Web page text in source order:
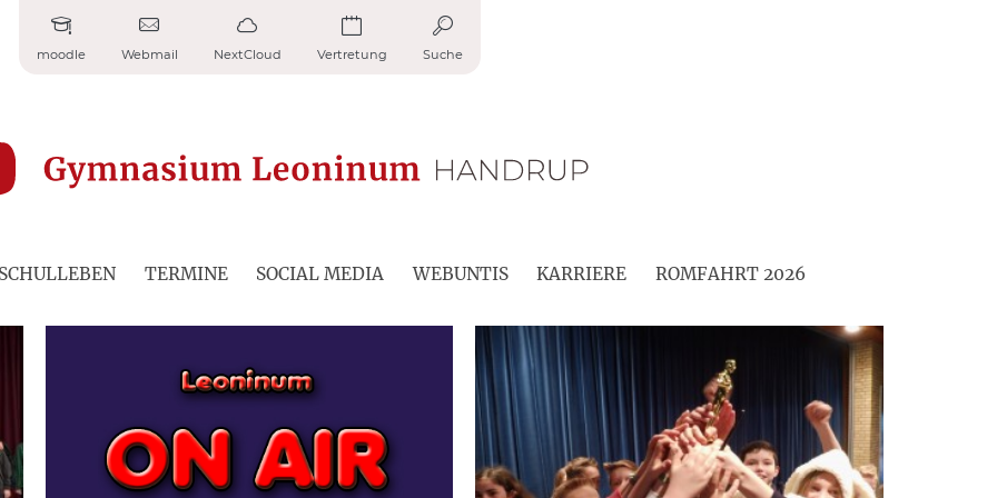
moodle Webmail NextCloud Vertretung Suche
SCHULLEBEN TERMINE SOCIAL MEDIA WEBUNTIS KARRIERE ROMFAHRT 2026